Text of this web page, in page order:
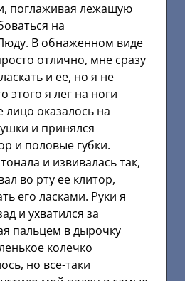
поглаживая лежащую
на
В обнаженном виде
отлично, мне сразу
и ее, но я не
этого я лег на ноги
оказалось на
и принялся
и половые губки.
и извивалась так,
во рту ее клитор,
его ласками. Руки я
и ухватился за
пальцем в дырочку
колечко
но все-таки